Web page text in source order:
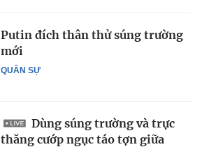
QUÂN SỰ
Putin đích thân thử súng trường
mới
Dùng súng trường và trực
thăng cướp ngục táo tợn giữa